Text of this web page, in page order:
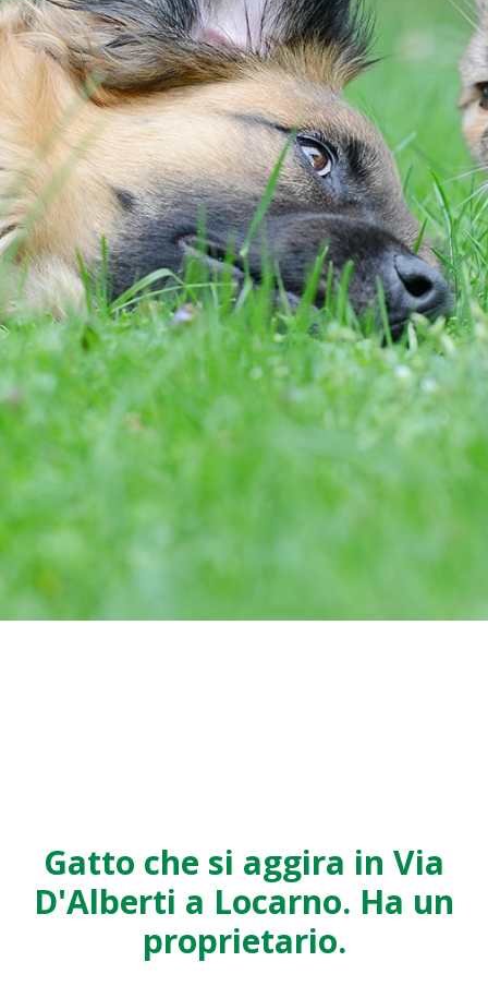
Gatto che si aggira in Via
D'Alberti a Locarno. Ha un
proprietario.